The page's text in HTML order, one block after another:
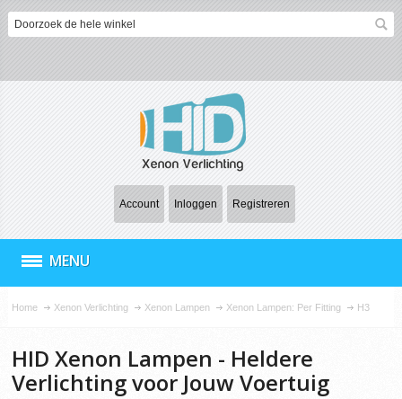
Account Inloggen Registreren
MENU
Home Xenon Verlichting Xenon Lampen Xenon Lampen: Per Fitting H3
HID Xenon Lampen - Heldere
Verlichting voor Jouw Voertuig